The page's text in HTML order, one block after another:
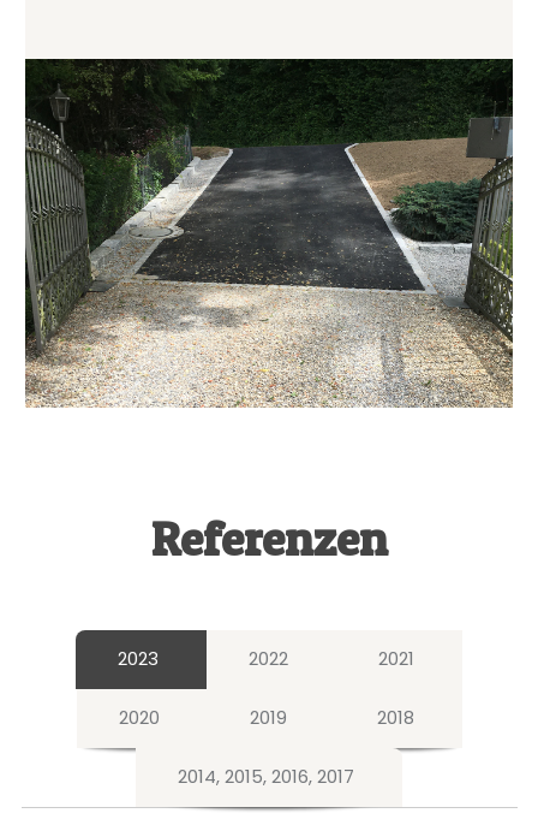
Referenzen
2023 2022 2021
2020 2019 2018
2014, 2015, 2016, 2017